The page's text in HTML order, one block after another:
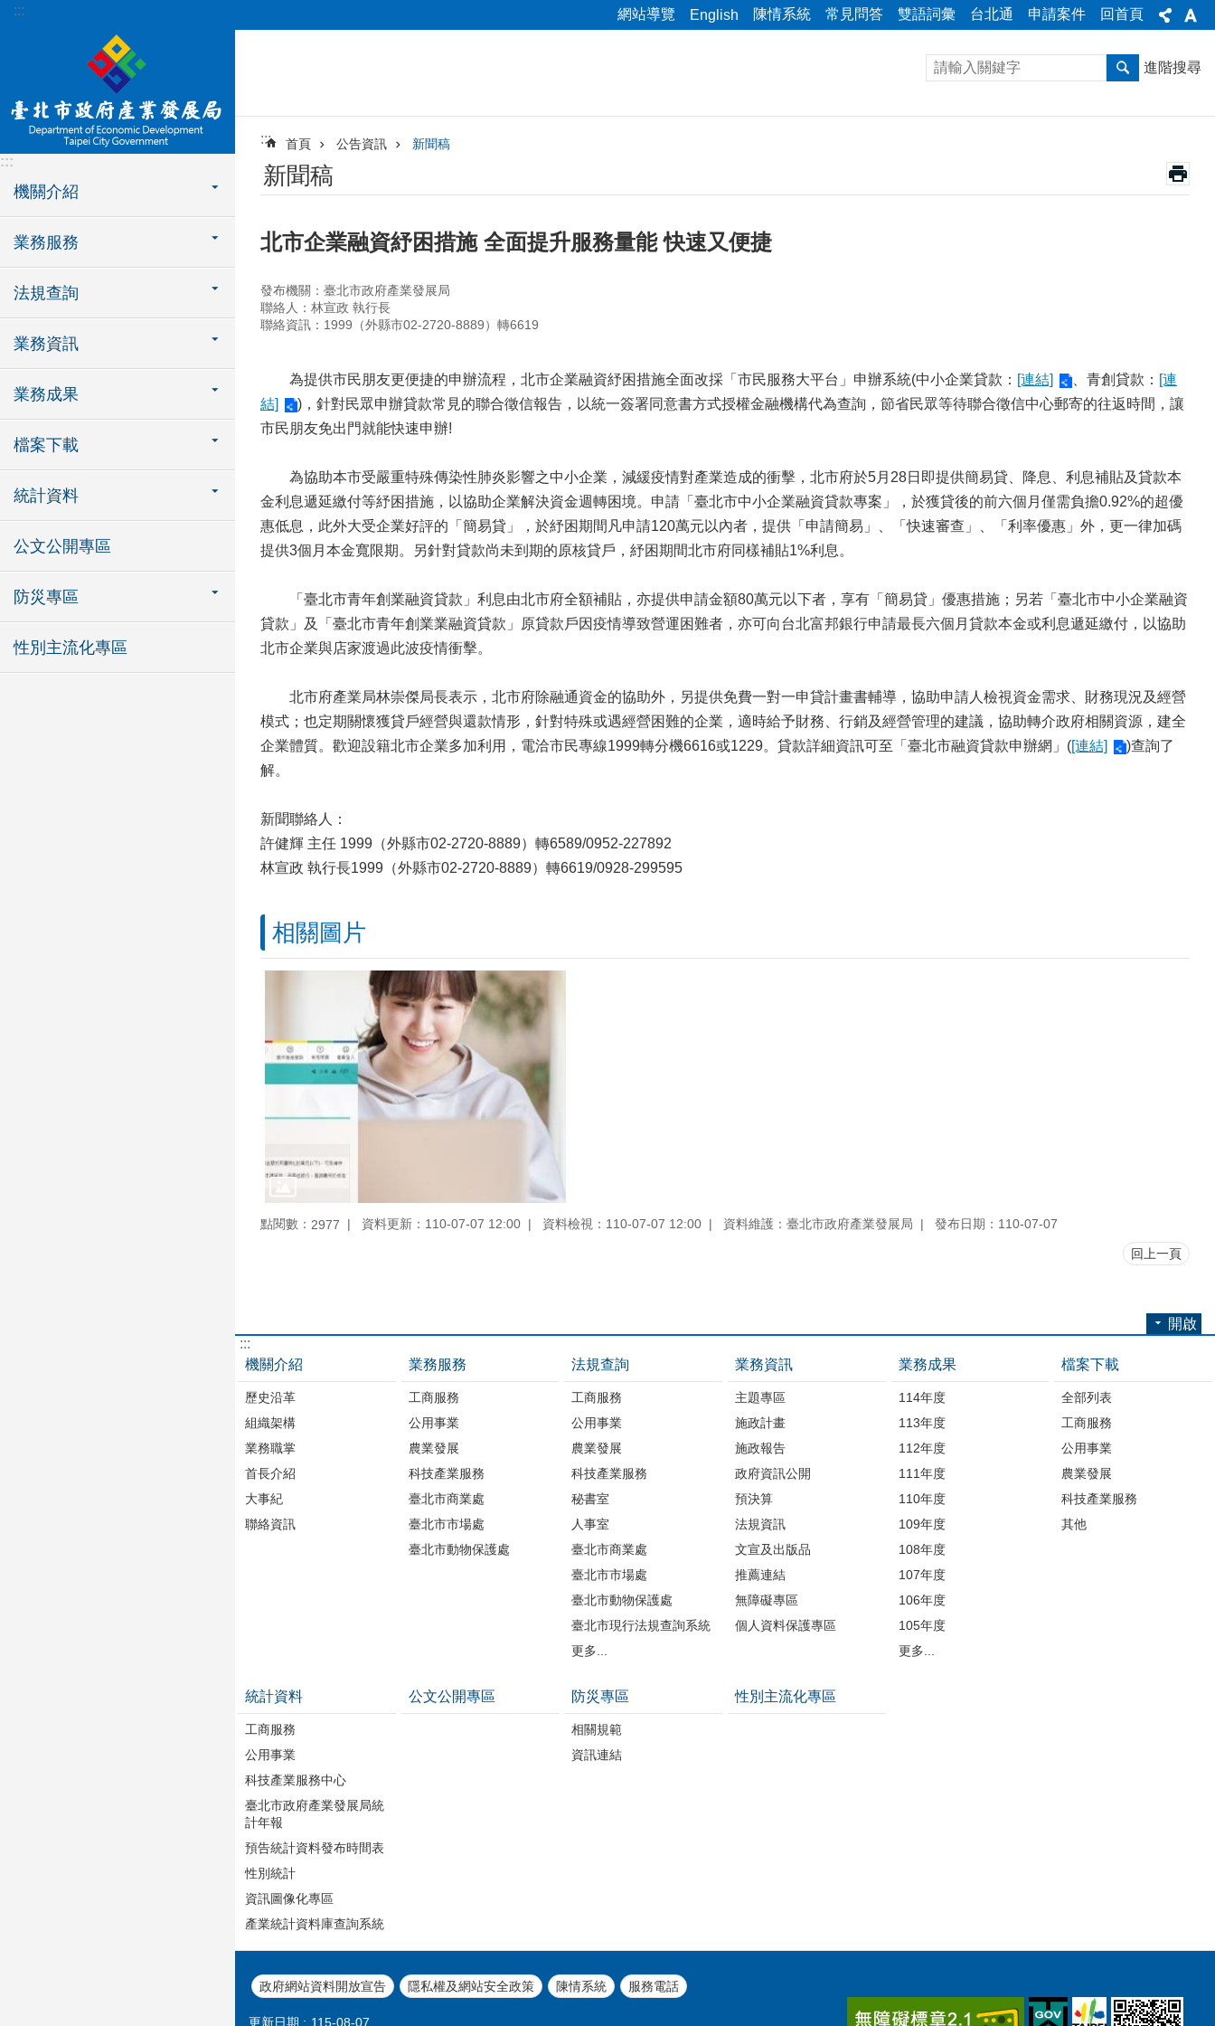
跳到主要內容區塊
::: 網站導覽 English 陳情系統 常見問答 雙語詞彙 台北通 申請案件 回首頁
:::
機關介紹
業務服務
法規查詢
業務資訊
業務成果
檔案下載
統計資料
公文公開專區
防災專區
性別主流化專區
進階搜尋
::: 首頁 公告資訊 新聞稿
新聞稿
北市企業融資紓困措施 全面提升服務量能 快速又便捷
發布機關：臺北市政府產業發展局
聯絡人：林宣政 執行長
聯絡資訊：1999（外縣市02-2720-8889）轉6619
為提供市民朋友更便捷的申辦流程，北市企業融資紓困措施全面改採「市民服務大平台」申辦系統(中小企業貸款： [連結] 、青創貸款： [連
結]
)，針對民眾申辦貸款常見的聯合徵信報告，以統一簽署同意書方式授權金融機構代為查詢，節省民眾等待聯合徵信中心郵寄的往返時間，讓
市民朋友免出門就能快速申辦!
為協助本市受嚴重特殊傳染性肺炎影響之中小企業，減緩疫情對產業造成的衝擊，北市府於5月28日即提供簡易貸、降息、利息補貼及貸款本
金利息遞延繳付等紓困措施，以協助企業解決資金週轉困境。申請「臺北市中小企業融資貸款專案」，於獲貸後的前六個月僅需負擔0.92%的超優
惠低息，此外大受企業好評的「簡易貸」，於紓困期間凡申請120萬元以內者，提供「申請簡易」、「快速審查」、「利率優惠」外，更一律加碼
提供3個月本金寬限期。另針對貸款尚未到期的原核貸戶，紓困期間北市府同樣補貼1%利息。
「臺北市青年創業融資貸款」利息由北市府全額補貼，亦提供申請金額80萬元以下者，享有「簡易貸」優惠措施；另若「臺北市中小企業融資
貸款」及「臺北市青年創業業融資貸款」原貸款戶因疫情導致營運困難者，亦可向台北富邦銀行申請最長六個月貸款本金或利息遞延繳付，以協助
北市企業與店家渡過此波疫情衝擊。
北市府產業局林崇傑局長表示，北市府除融通資金的協助外，另提供免費一對一申貸計畫書輔導，協助申請人檢視資金需求、財務現況及經營
模式；也定期關懷獲貸戶經營與還款情形，針對特殊或遇經營困難的企業，適時給予財務、行銷及經營管理的建議，協助轉介政府相關資源，建全
企業體質。歡迎設籍北市企業多加利用，電洽市民專線1999轉分機6616或1229。貸款詳細資訊可至「臺北市融資貸款申辦網」([連結]
)查詢了
解。
新聞聯絡人：
許健輝 主任 1999（外縣市02-2720-8889）轉6589/0952-227892
林宣政 執行長1999（外縣市02-2720-8889）轉6619/0928-299595
相關圖片
點閱數： 2977 資料更新：110-07-07 12:00 資料檢視：110-07-07 12:00 資料維護：臺北市政府產業發展局 發布日期：110-07-07
回上一頁
開啟
:::
機關介紹
歷史沿革
組織架構
業務職掌
首長介紹
大事紀
聯絡資訊
業務服務
工商服務
公用事業
農業發展
科技產業服務
臺北市商業處
臺北市市場處
臺北市動物保護處
法規查詢
工商服務
公用事業
農業發展
科技產業服務
秘書室
人事室
臺北市商業處
臺北市市場處
臺北市動物保護處
臺北市現行法規查詢系統
更多...
業務資訊
主題專區
施政計畫
施政報告
政府資訊公開
預決算
法規資訊
文宣及出版品
推薦連結
無障礙專區
個人資料保護專區
業務成果
114年度
113年度
112年度
111年度
110年度
109年度
108年度
107年度
106年度
105年度
更多...
檔案下載
全部列表
工商服務
公用事業
農業發展
科技產業服務
其他
統計資料
工商服務
公用事業
科技產業服務中心
臺北市政府產業發展局統
計年報
預告統計資料發布時間表
性別統計
資訊圖像化專區
產業統計資料庫查詢系統
公文公開專區 防災專區
相關規範
資訊連結
性別主流化專區
政府網站資料開放宣告 隱私權及網站安全政策 陳情系統 服務電話
更新日期 115-08-07